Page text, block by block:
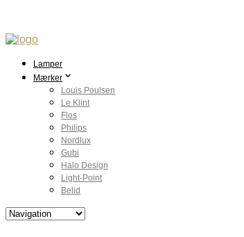
Lamper
Mærker
Louis Poulsen
Le Klint
Flos
Philips
Nordlux
Gubi
Halo Design
Light-Point
Belid